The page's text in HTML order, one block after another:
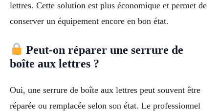
lettres. Cette solution est plus économique et permet de
conserver un équipement encore en bon état.
Peut-on réparer une serrure de
boîte aux lettres ?
Oui, une serrure de boîte aux lettres peut souvent être
réparée ou remplacée selon son état. Le professionnel